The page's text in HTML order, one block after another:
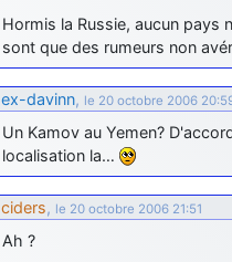
Hormis la Russie, aucun pays
sont que des rumeurs non
ex-davinn, le 20 octobre 2006
Un Kamov au Yemen?
localisation la…
ciders, le 20 octobre 2006 21:51
Ah ?